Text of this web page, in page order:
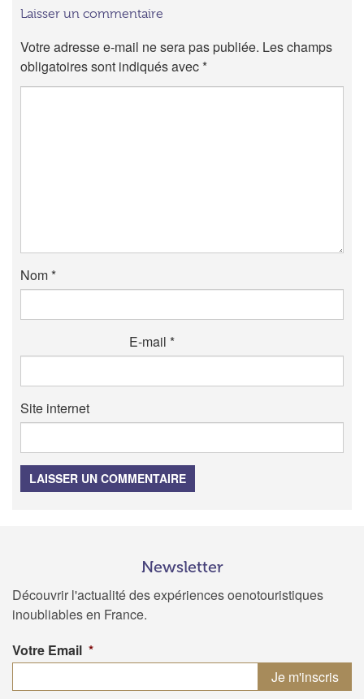
Laisser un commentaire
Votre adresse e-mail ne sera pas publiée. Les champs
obligatoires sont indiqués avec*
Nom*
E-mail *
Site internet
LAISSER UN COMMENTAIRE
Newsletter
Découvrir l'actualité des expériences oenotouristiques
inoubliables en France.
Votre Email *